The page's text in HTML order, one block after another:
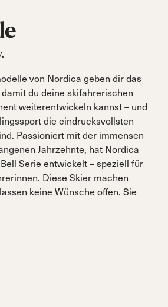
von Nordica geben dir das
du deine skifahrerischen
weiterentwickeln kannst – und
die eindrucksvollsten
Passioniert mit der immensen
Jahrzehnte, hat Nordica
Serie entwickelt – speziell für
Diese Skier machen
keine Wünsche offen. Sie